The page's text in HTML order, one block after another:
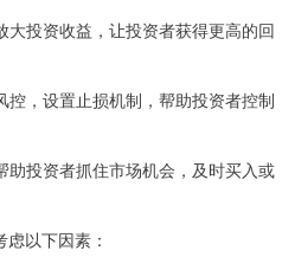
大投资收益，让投资者获得更高的回
控，设置止损机制，帮助投资者控制
助投资者抓住市场机会，及时买入或
以下因素：